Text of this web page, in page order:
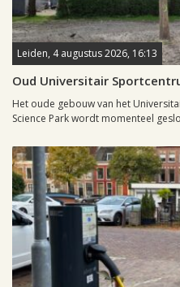
Leiden, 4 augustus 2026, 16:13
Oud Universitair
Het oude gebouw van het
Science Park wordt momenteel